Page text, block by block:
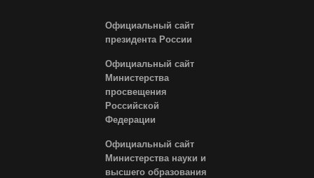
Официальный сайт
президента России
Официальный сайт
Министерства
просвещения
Российской
Федерации
Официальный сайт
Министерства науки и
высшего образования